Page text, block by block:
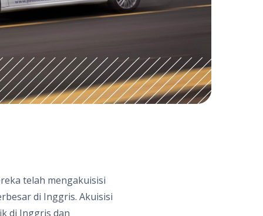
telah mengakuisisi
di Inggris. Akuisisi
di Inggris dan